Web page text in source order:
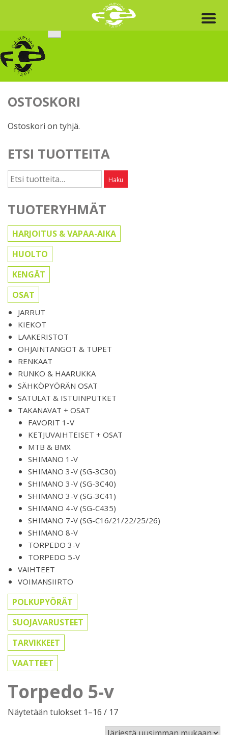
content
OSTOSKORI
Ostoskori on tyhjä.
ETSI TUOTTEITA
Etsi: Haku
TUOTERYHMÄT
HARJOITUS & VAPAA-AIKA
HUOLTO
KENGÄT
OSAT
JARRUT
KIEKOT
LAAKERISTOT
OHJAINTANGOT & TUPET
RENKAAT
RUNKO & HAARUKKA
SÄHKÖPYÖRÄN OSAT
SATULAT & ISTUINPUTKET
TAKANAVAT + OSAT
FAVORIT 1-V
KETJUVAIHTEISET + OSAT
MTB & BMX
SHIMANO 1-V
SHIMANO 3-V (SG-3C30)
SHIMANO 3-V (SG-3C40)
SHIMANO 3-V (SG-3C41)
SHIMANO 4-V (SG-C435)
SHIMANO 7-V (SG-C16/21/22/25/26)
SHIMANO 8-V
TORPEDO 3-V
TORPEDO 5-V
VAIHTEET
VOIMANSIIRTO
POLKUPYÖRÄT
SUOJAVARUSTEET
TARVIKKEET
VAATTEET
Torpedo 5-v
Näytetään tulokset 1–16 / 17Sorted
by